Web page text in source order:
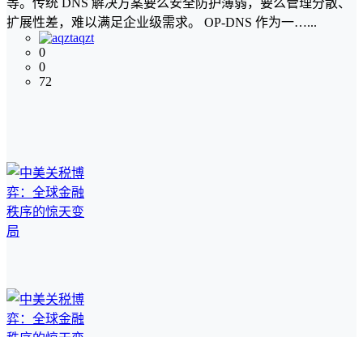
扩展性差，难以满足企业级需求。 OP-DNS 作为一…...
aqzt
0
0
72